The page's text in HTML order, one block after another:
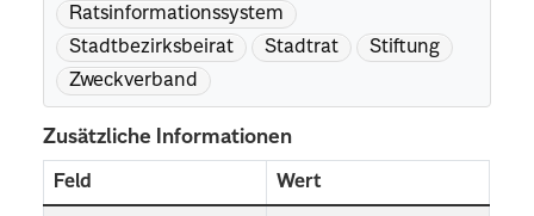
Ratsinformationssystem
Stadtbezirksbeirat
Stadtrat
Stiftung
Zweckverband
Zusätzliche Informationen
Feld Wert